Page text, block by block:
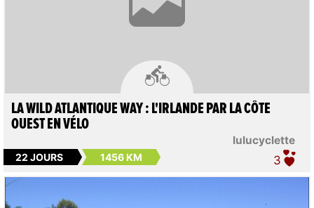

lulucyclette
LA WILD ATLANTIQUE WAY : L'IRLANDE PAR LA CÔTE
OUEST EN VÉLO
22 JOURS 1456 KM 3